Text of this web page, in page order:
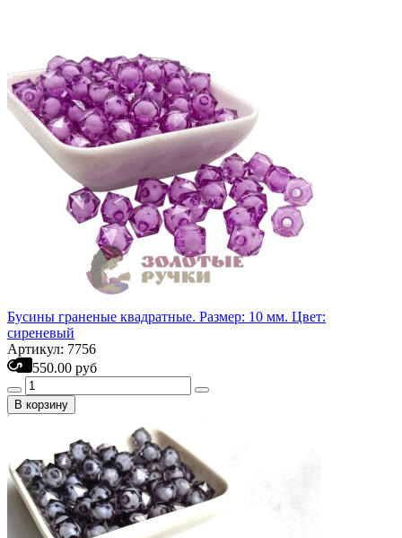
Бусины граненые квадратные. Размер: 10 мм. Цвет:
сиреневый
Артикул: 7756
550.00 руб
В корзину